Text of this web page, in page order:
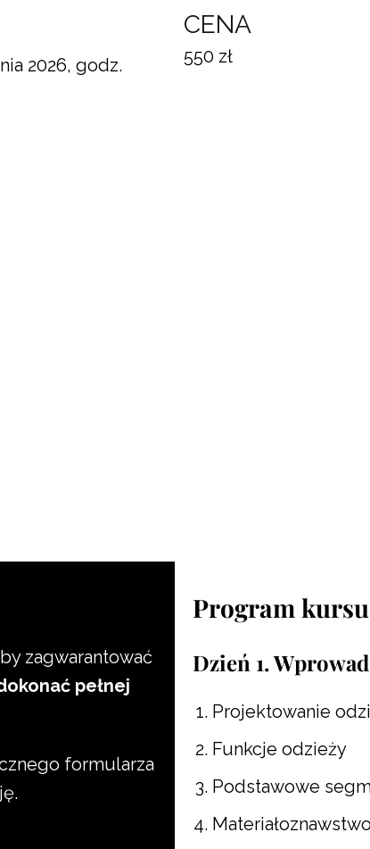
2026, godz.
CENA
550 zł
zagwarantować
pełnej
formularza
Program kursu
Dzień 1.
Projektowanie
Funkcje odzieży
Podstawowe